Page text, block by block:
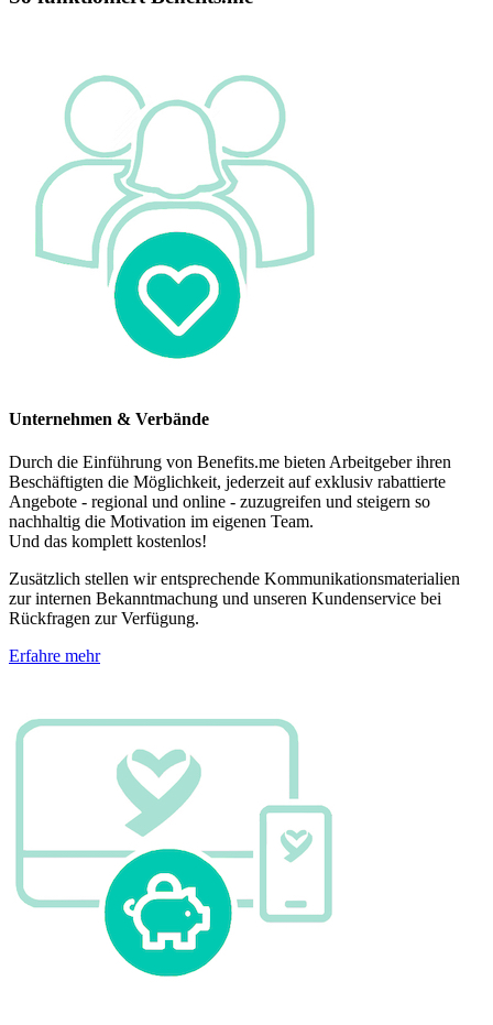
Unternehmen & Verbände
Durch die Einführung von Benefits.me bieten Arbeitgeber ihren
Beschäftigten die Möglichkeit, jederzeit auf exklusiv rabattierte
Angebote - regional und online - zuzugreifen und steigern so
nachhaltig die Motivation im eigenen Team.
Und das komplett kostenlos!
Zusätzlich stellen wir entsprechende Kommunikationsmaterialien
zur internen Bekanntmachung und unseren Kundenservice bei
Rückfragen zur Verfügung.
Erfahre mehr